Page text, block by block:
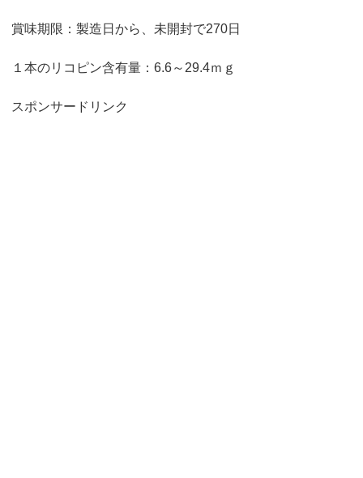
賞味期限：製造日から、未開封で270日
１本のリコピン含有量：6.6～29.4ｍｇ
スポンサードリンク